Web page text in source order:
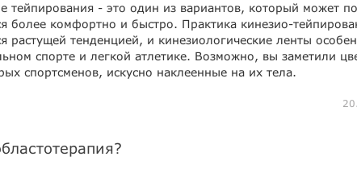
тейпирования - это один из вариантов, который может
более комфортно и быстро. Практика кинезио-
растущей тенденцией, и кинезиологические ленты
спорте и легкой атлетике. Возможно, вы заметили
спортсменов, искусно наклеенные на их тела.